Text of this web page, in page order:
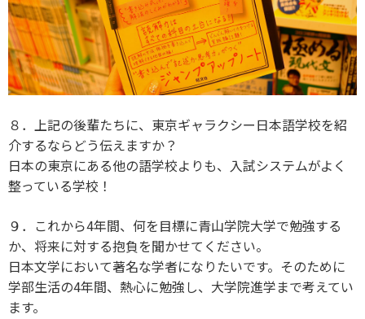
８．上記の後輩たちに、東京ギャラクシー日本語学校を紹
介するならどう伝えますか？
日本の東京にある他の語学校よりも、入試システムがよく
整っている学校！
９．これから4年間、何を目標に青山学院大学で勉強する
か、将来に対する抱負を聞かせてください。
日本文学において著名な学者になりたいです。そのために
学部生活の4年間、熱心に勉強し、大学院進学まで考えてい
ます。